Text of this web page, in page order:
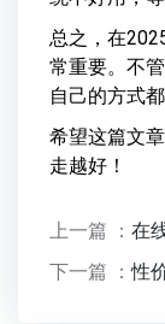
总之，在
常重要。不
自己的方式都
希望这篇文
走越好！
上一篇 ： 在
下一篇 ：性